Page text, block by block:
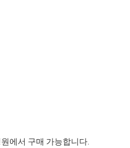
에서 구매 가능합니다.